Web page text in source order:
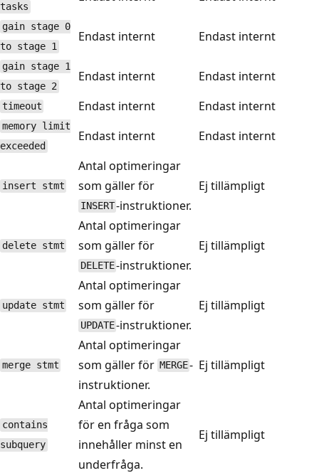
tasks
gain stage 0
to stage 1
Endast internt Endast internt
gain stage 1
to stage 2
Endast internt Endast internt
timeout Endast internt Endast internt
memory limit
exceeded
Endast internt Endast internt
insert stmt
Antal optimeringar
som gäller för
INSERT-instruktioner.
Ej tillämpligt
delete stmt
Antal optimeringar
som gäller för
DELETE-instruktioner.
Ej tillämpligt
update stmt
Antal optimeringar
som gäller för
UPDATE-instruktioner.
Ej tillämpligt
merge stmt
Antal optimeringar
som gäller för MERGE-
instruktioner.
Ej tillämpligt
contains
subquery
Antal optimeringar
för en fråga som
innehåller minst en
underfråga.
Ej tillämpligt